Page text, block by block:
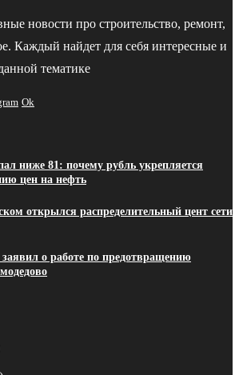
новости про строительство, ремонт,
Каждый найдет для себя интересные и
тематике
Ok
ниже 81: почему рубль укрепляется
цен на нефть
открылся распределительный цент сети
о работе по предотвращению